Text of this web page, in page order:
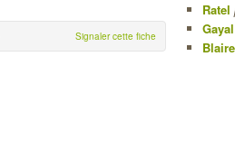
Signaler cette fiche
Ratel
Gayal